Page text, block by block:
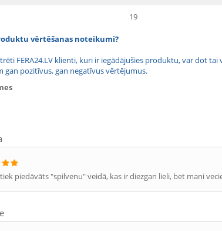
19
vērtēšanas noteikumi?
FERA24.LV klienti, kuri ir iegādājušies produktu, var dot
gan pozitīvus, gan negatīvus vērtējumus.
piedāvāts "spilvenu" veidā, kas ir diezgan lieli, bet mani